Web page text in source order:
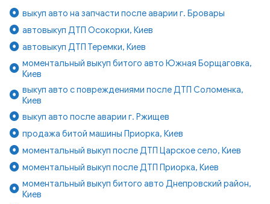
выкуп авто на запчасти после аварии г. Бровары
автовыкуп ДТП Осокорки, Киев
автовыкуп ДТП Теремки, Киев
моментальный выкуп битого авто Южная Борщаговка,
Киев
выкуп авто с повреждениями после ДТП Соломенка,
Киев
выкуп авто после аварии г. Ржищев
продажа битой машины Приорка, Киев
моментальный выкуп после ДТП Царское село, Киев
моментальный выкуп после ДТП Приорка, Киев
моментальный выкуп битого авто Днепровский район,
Киев